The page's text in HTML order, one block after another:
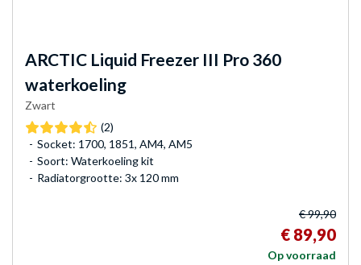
ARCTIC Liquid Freezer III Pro 360
waterkoeling
Zwart
(2)
Socket: 1700, 1851, AM4, AM5
Soort: Waterkoeling kit
Radiatorgrootte: 3x 120 mm
€ 99,90
€ 89,90
Op voorraad